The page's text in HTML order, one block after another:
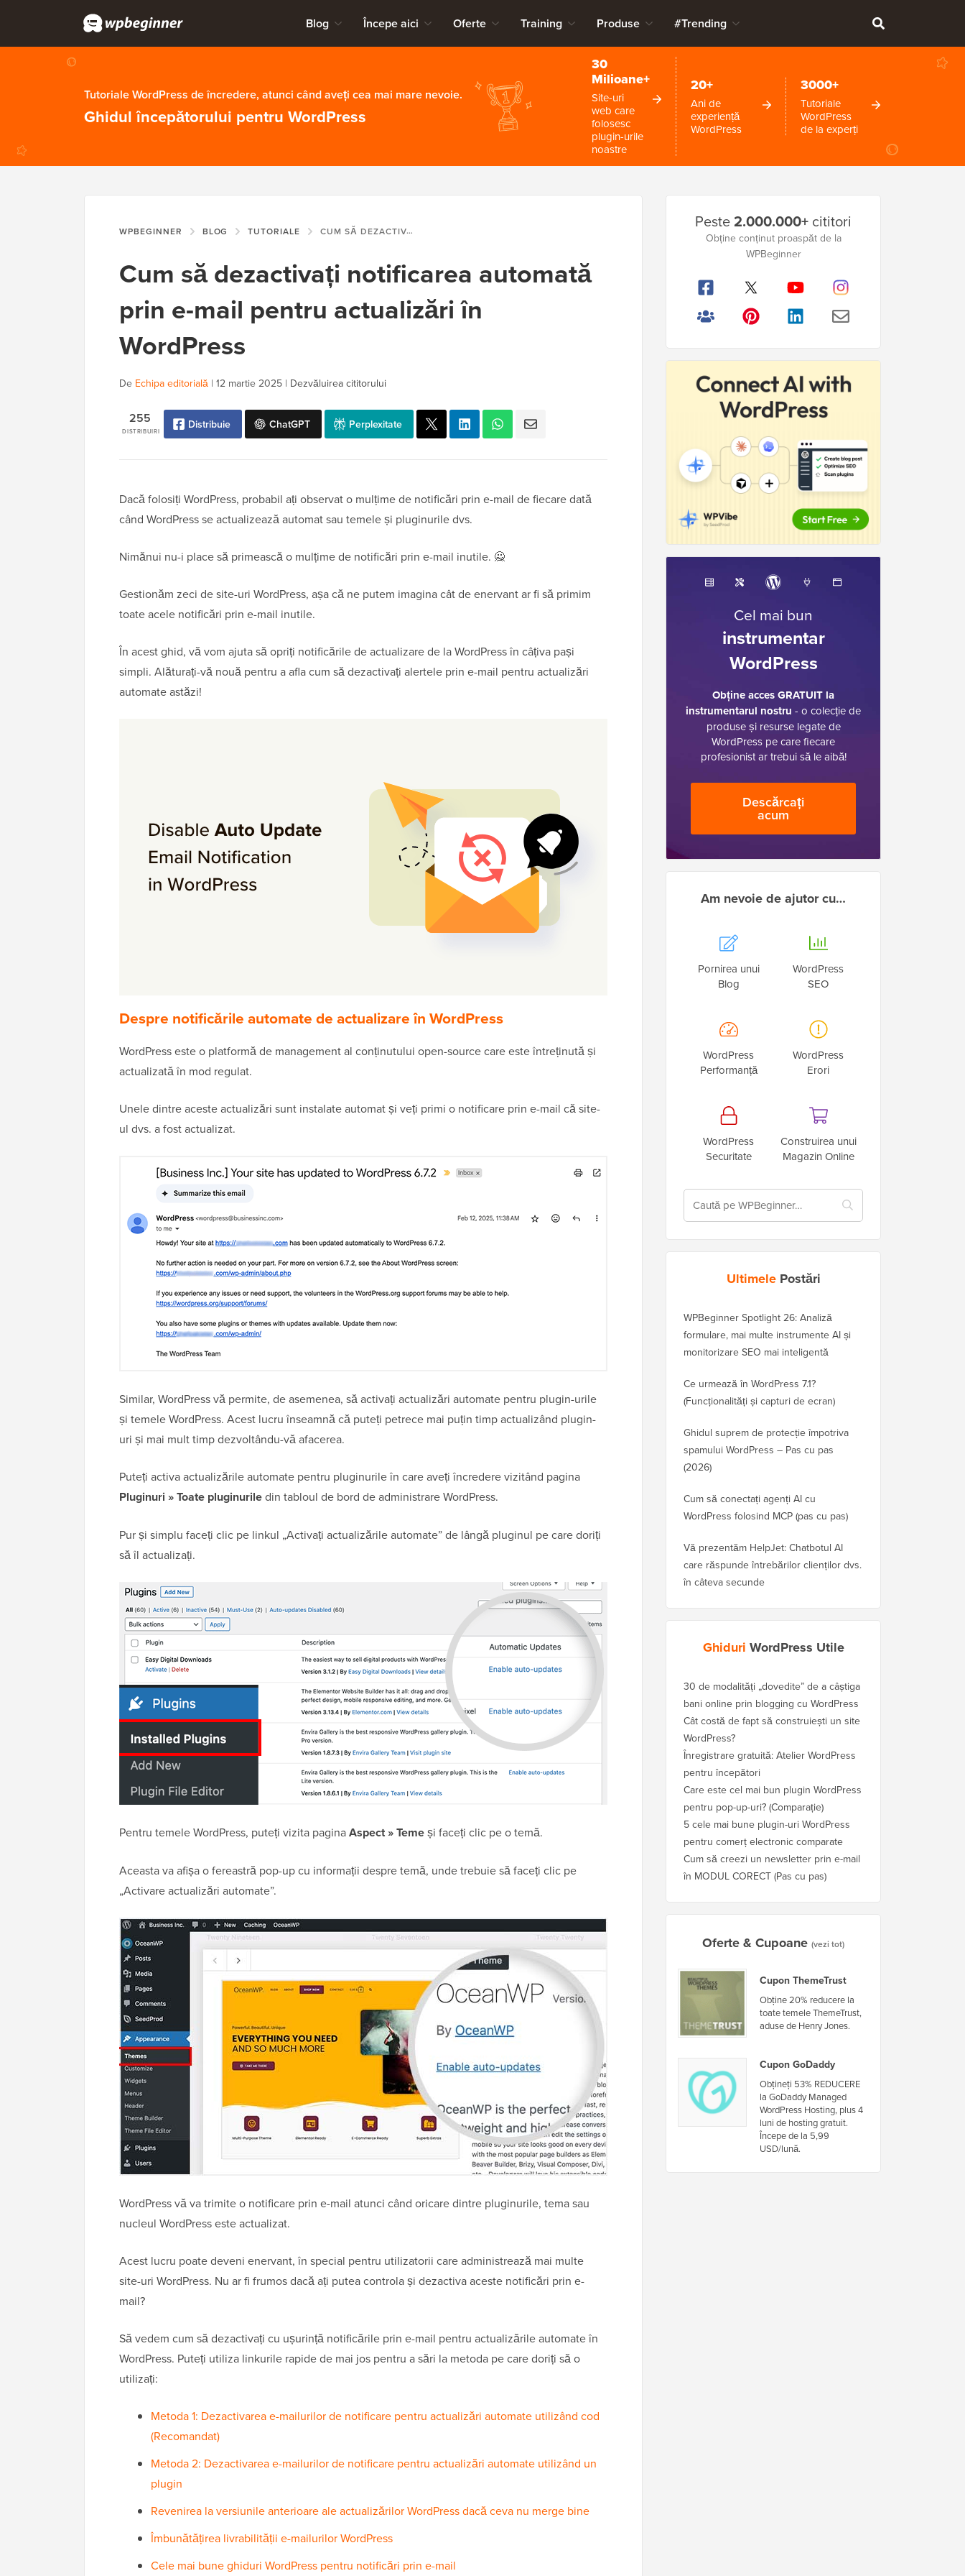
Blog Începe aici Oferte Training Produse #Trending
Tutoriale WordPress de încredere, atunci când aveți cea mai mare nevoie.
Ghidul începătorului pentru WordPress
30
Milioane+
Site-uri
web care
folosesc
plugin-urile
noastre
20+
Ani de
experiență
WordPress
3000+
Tutoriale
WordPress
de la experți
WPBEGINNER BLOG TUTORIALE CUM SĂ DEZACTIVAȚI NOTIFICAREA AUTOMATĂ PRIN E-MAIL PENTRU ACTUALIZĂRI ÎN WORDPRESS
Cum să dezactivați notificarea automată
prin e-mail pentru actualizări în
WordPress
De Echipa editorială | 12 martie 2025 | Dezvăluirea cititorului
DISTRIBUIRI
255 Distribuie ChatGPT Perplexitate
Dacă folosiți WordPress, probabil ați observat o mulțime de notificări prin e-mail de fiecare dată
când WordPress se actualizează automat sau temele și pluginurile dvs.
Nimănui nu-i place să primească o mulțime de notificări prin e-mail inutile. 🙅
Gestionăm zeci de site-uri WordPress, așa că ne putem imagina cât de enervant ar fi să primim
toate acele notificări prin e-mail inutile.
În acest ghid, vă vom ajuta să opriți notificările de actualizare de la WordPress în câțiva pași
simpli. Alăturați-vă nouă pentru a afla cum să dezactivați alertele prin e-mail pentru actualizări
automate astăzi!
Despre notificările automate de actualizare în WordPress
WordPress este o platformă de management al conținutului open-source care este întreținută și
actualizată în mod regulat.
Unele dintre aceste actualizări sunt instalate automat și veți primi o notificare prin e-mail că site-
ul dvs. a fost actualizat.
Similar, WordPress vă permite, de asemenea, să activați actualizări automate pentru plugin-urile
și temele WordPress. Acest lucru înseamnă că puteți petrece mai puțin timp actualizând plugin-
uri și mai mult timp dezvoltându-vă afacerea.
Puteți activa actualizările automate pentru pluginurile în care aveți încredere vizitând pagina
Pluginuri » Toate pluginuriledin tabloul de bord de administrare WordPress.
Pur și simplu faceți clic pe linkul „Activați actualizările automate” de lângă pluginul pe care doriți
să îl actualizați.
Pentru temele WordPress, puteți vizita paginaAspect » Temeși faceți clic pe o temă.
Aceasta va afișa o fereastră pop-up cu informații despre temă, unde trebuie să faceți clic pe
„Activare actualizări automate”.
WordPress vă va trimite o notificare prin e-mail atunci când oricare dintre pluginurile, tema sau
nucleul WordPress este actualizat.
Acest lucru poate deveni enervant, în special pentru utilizatorii care administrează mai multe
site-uri WordPress. Nu ar fi frumos dacă ați putea controla și dezactiva aceste notificări prin e-
mail?
Să vedem cum să dezactivați cu ușurință notificările prin e-mail pentru actualizările automate în
WordPress. Puteți utiliza linkurile rapide de mai jos pentru a sări la metoda pe care doriți să o
utilizați:
Metoda 1: Dezactivarea e-mailurilor de notificare pentru actualizări automate utilizând cod
(Recomandat)
Metoda 2: Dezactivarea e-mailurilor de notificare pentru actualizări automate utilizând un
plugin
Revenirea la versiunile anterioare ale actualizărilor WordPress dacă ceva nu merge bine
Îmbunătățirea livrabilității e-mailurilor WordPress
Cele mai bune ghiduri WordPress pentru notificări prin e-mail
laterală
Peste2.000.000+ cititori
Obține conținut proaspăt de la
WPBeginner
Cel mai bun
instrumentar
WordPress
Obține acces GRATUIT la
instrumentarul nostru - o colecție de
produse și resurse legate de
WordPress pe care fiecare
profesionist ar trebui să le aibă!
Descărcați
acum
Am nevoie de ajutor cu…
Pornirea unui
Blog
WordPress
SEO
WordPress
Performanță
WordPress
Erori
WordPress
Securitate
Construirea unui
Magazin Online
UltimelePostări
WPBeginner Spotlight 26: Analiză
formulare, mai multe instrumente AI și
monitorizare SEO mai inteligentă
Ce urmează în WordPress 7.1?
(Funcționalități și capturi de ecran)
Ghidul suprem de protecție împotriva
spamului WordPress – Pas cu pas
(2026)
Cum să conectați agenți AI cu
WordPress folosind MCP (pas cu pas)
Vă prezentăm HelpJet: Chatbotul AI
care răspunde întrebărilor clienților dvs.
în câteva secunde
Ghiduri WordPress Utile
30 de modalități „dovedite” de a câștiga
bani online prin blogging cu WordPress
Cât costă de fapt să construiești un site
WordPress?
Înregistrare gratuită: Atelier WordPress
pentru începători
Care este cel mai bun plugin WordPress
pentru pop-up-uri? (Comparație)
5 cele mai bune plugin-uri WordPress
pentru comerț electronic comparate
Cum să creezi un newsletter prin e-mail
în MODUL CORECT (Pas cu pas)
Oferte & Cupoane (vezi tot)
Cupon ThemeTrust
Obține 20% reducere la
toate temele ThemeTrust,
aduse de Henry Jones.
Cupon GoDaddy
Obțineți 53% REDUCERE
la GoDaddy Managed
WordPress Hosting, plus 4
luni de hosting gratuit.
Începe de la 5,99
USD/lună.